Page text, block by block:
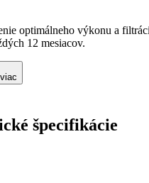
optimálneho výkonu a
12 mesiacov.
špecifikácie